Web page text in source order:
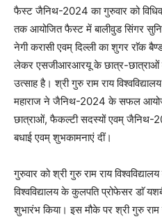
फैस्ट जैनिथ-2024 का गुरुवार को
तक आयोजित फैस्ट में बालीवुड सिंगर
नेगी करासी एवम् दिल्ली का शुगर राॅक
लेकर एसजीआरआरयू के छात्र-छात्राओं
उत्साह है। श्री गुरु राम राय
महाराज ने जैनिथ-2024 के सफल
छात्राओं, फैकल्टी सदस्यों एवम् जैनिथ-
बधाई एवम् शुभकामनाएं दीं।
गुरुवार को श्री गुरु राम राय
विश्वविद्यालय के कुलपति प्रोफेसर डाॅ
शुभारंभ किया। इस मौके पर श्री गुरु राम